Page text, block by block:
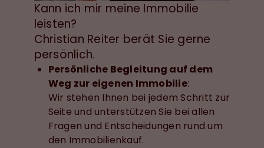
Kann ich mir meine Immobilie
leisten?
Christian Reiter berät Sie gerne
persönlich.
Persönliche Begleitung auf dem
Weg zur eigenen Immobilie:
Wir stehen Ihnen bei jedem Schritt zur
Seite und unterstützen Sie bei allen
Fragen und Entscheidungen rund um
den Immobilienkauf.